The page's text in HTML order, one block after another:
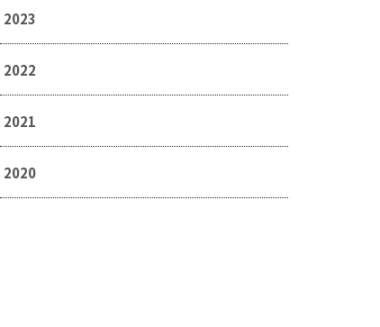
2023
2022
2021
2020